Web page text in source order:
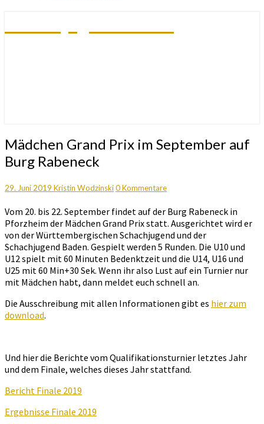
Mädchen
Grand
Prix
September
Burg
Rabeneck
Mädchen Grand Prix im September auf
Burg Rabeneck
29. Juni 2019 Kristin WodzinskiKommentare
0 Kommentare
Vom 20. bis 22. September findet auf der Burg Rabeneck in
Pforzheim der Mädchen Grand Prix statt. Ausgerichtet wird er
von der Württembergischen Schachjugend und der
Schachjugend Baden. Gespielt werden 5 Runden. Die U10 und
U12 spielt mit 60 Minuten Bedenktzeit und die U14, U16 und
U25 mit 60 Min+30 Sek. Wenn ihr also Lust auf ein Turnier nur
mit Mädchen habt, dann meldet euch schnell an.
Die Ausschreibung mit allen Informationen gibt es hier zum
download.
Und hier die Berichte vom Qualifikationsturnier letztes Jahr
und dem Finale, welches dieses Jahr stattfand.
Bericht Finale 2019
Ergebnisse Finale 2019